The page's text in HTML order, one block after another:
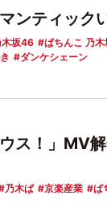
ンティック
木坂46 ぱちんこ 乃
ダンケシェーン
ス！」MV
乃木ぱ 京楽産業 ぱ